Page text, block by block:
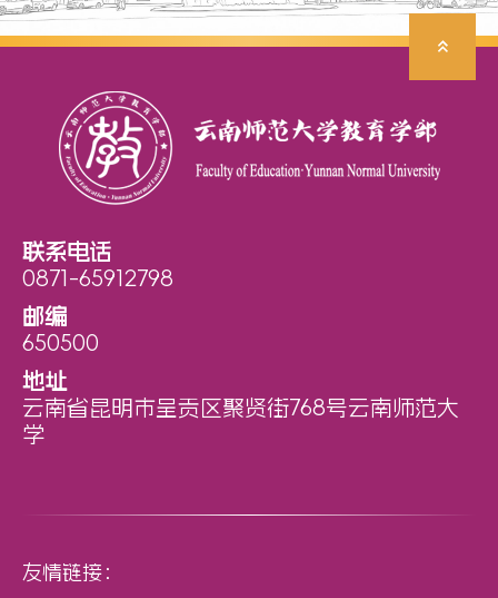
联系电话
0871-65912798
邮编
650500
地址
云南省昆明市呈贡区聚贤街768号云南师范大
学
友情链接：